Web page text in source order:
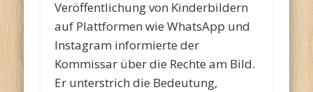
Veröffentlichung von Kinderbildern
auf Plattformen wie WhatsApp und
Instagram informierte der
Kommissar über die Rechte am Bild.
Er unterstrich die Bedeutung,